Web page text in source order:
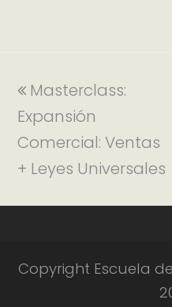
Masterclass:
Expansión
Comercial: Ventas
+ Leyes Universales
Copyright Escuela